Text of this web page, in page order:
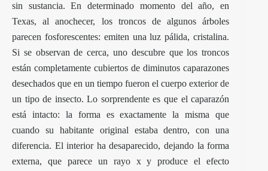
sin sustancia. En determinado momento del año, en
Texas, al anochecer, los troncos de algunos árboles
parecen fosforescentes: emiten una luz pálida, cristalina.
Si se observan de cerca, uno descubre que los troncos
están completamente cubiertos de diminutos caparazones
desechados que en un tiempo fueron el cuerpo exterior de
un tipo de insecto. Lo sorprendente es que el caparazón
está intacto: la forma es exactamente la misma que
cuando su habitante original estaba dentro, con una
diferencia. El interior ha desaparecido, dejando la forma
externa, que parece un rayo x y produce el efecto